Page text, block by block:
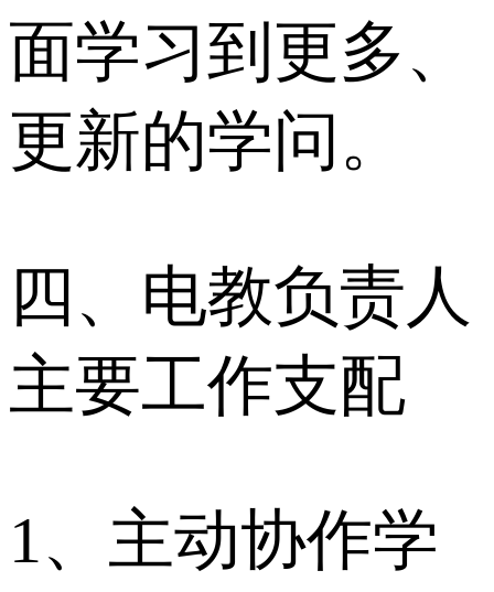
面学习到更多、
更新的学问。
四、电教负责人
主要工作支配
1、主动协作学